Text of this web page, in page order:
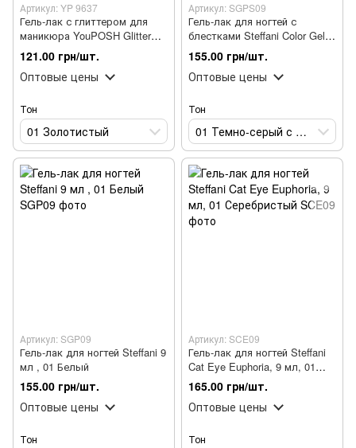
Артикул: YP 9637
Гель-лак с глиттером для
маникюра YouPOSH Glitter
Color профессиональный 5
мл, 01 Золотистий
121.00 грн/шт.
Оптовые цены
Тон
01 Золотистый
Артикул: SGPS09
Гель-лак для ногтей с
блестками Steffani Color Gel
Polish Starlight 9 мл, 01
Темно-серый с шиммером
155.00 грн/шт.
Оптовые цены
Тон
01 Темно-серый с шиммером
Артикул: SGP09
Гель-лак для ногтей Steffani 9
мл , 01 Белый
155.00 грн/шт.
Оптовые цены
Тон
Артикул: SCE09
Гель-лак для ногтей Steffani
Cat Eye Euphoria, 9 мл, 01
Серебристый
165.00 грн/шт.
Оптовые цены
Тон